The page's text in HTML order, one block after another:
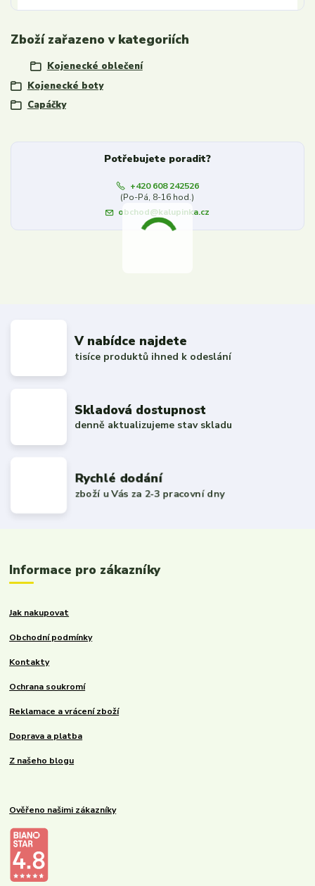
Zboží zařazeno v kategoriích
Kojenecké oblečení
Kojenecké boty
Capáčky
Potřebujete poradit?
+420 608 242526
(Po-Pá, 8-16 hod.)
obchod@kalupinka.cz
V nabídce najdete
tisíce produktů ihned k odeslání
Skladová dostupnost
denně aktualizujeme stav skladu
Rychlé dodání
zboží u Vás za 2-3 pracovní dny
Informace pro zákazníky
Jak nakupovat
Obchodní podmínky
Kontakty
Ochrana soukromí
Reklamace a vrácení zboží
Doprava a platba
Z našeho blogu
Ověřeno našimi zákazníky